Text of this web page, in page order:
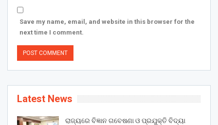
Save my name, email, and website in this browser for the
next time I comment.
Latest News
ରାଜ୍ୟରେ ବିଜ୍ଞାନ ଗବେଷଣା ଓ ପ୍ରଯୁକ୍ତି ବିଦ୍ୟା